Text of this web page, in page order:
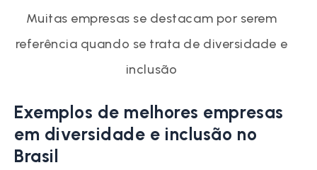
Muitas empresas se destacam por serem
referência quando se trata de diversidade e
inclusão
Exemplos de melhores empresas
em diversidade e inclusão no
Brasil